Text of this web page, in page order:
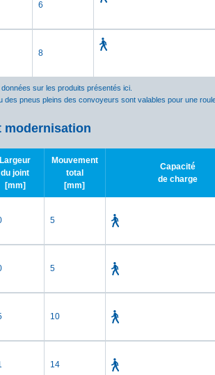
6
8
sur les produits présentés ici.
pneus pleins des convoyeurs sont valables pour une
modernisation
Largeur
du joint
[mm]
Mouvement
total
[mm]
Capacité
de charge
5
5
10
14